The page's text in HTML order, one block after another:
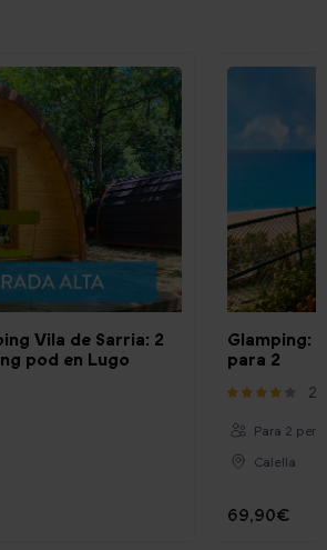
Vila de Sarria: 2
pod en Lugo
Glamping:
para 2
2
Para 2 pers.
Calella
69,90€